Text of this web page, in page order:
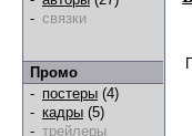
- связки
Промо
- постеры (4)
- кадры (5)
- трейлеры